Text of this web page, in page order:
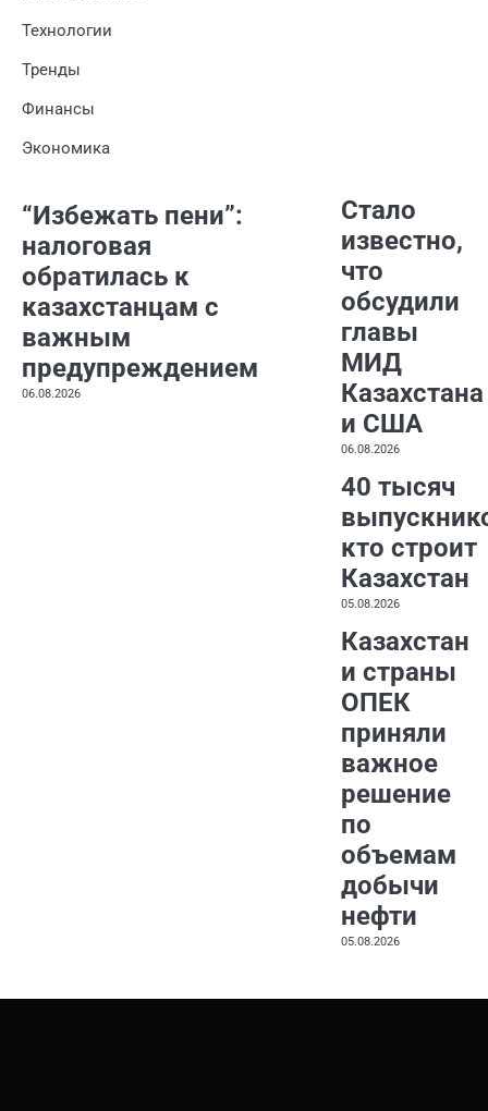
Технологии
Тренды
Финансы
Экономика
“Избежать пени”:
налоговая
обратилась к
казахстанцам с
важным
предупреждением
06.08.2026
Стало
известно,
что
обсудили
главы
МИД
Казахстана
и США
06.08.2026
40 тысяч
кто строит
Казахстан
05.08.2026
Казахстан
и страны
ОПЕК
приняли
важное
решение
по
объемам
добычи
нефти
05.08.2026